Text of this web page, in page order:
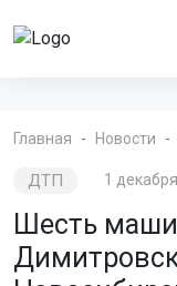
Главная Новости
ДТП 1
Шесть